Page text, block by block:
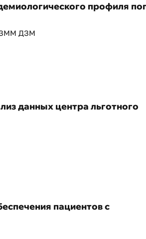
профиля
ДЗМ
данных центра льготного
пациентов с